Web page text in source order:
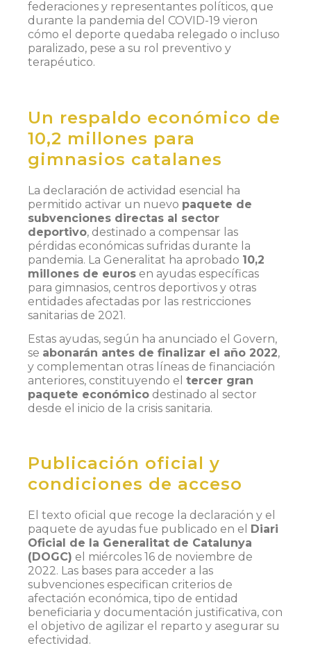
federaciones y representantes políticos, que
durante la pandemia del COVID-19 vieron
cómo el deporte quedaba relegado o incluso
paralizado, pese a su rol preventivo y
terapéutico.
Un respaldo económico de
10,2 millones para
gimnasios catalanes
La declaración de actividad esencial ha
permitido activar un nuevo paquete de
subvenciones directas al sector
deportivo, destinado a compensar las
pérdidas económicas sufridas durante la
pandemia. La Generalitat ha aprobado 10,2
millones de euros en ayudas específicas
para gimnasios, centros deportivos y otras
entidades afectadas por las restricciones
sanitarias de 2021.
Estas ayudas, según ha anunciado el Govern,
se abonarán antes de finalizar el año 2022,
y complementan otras líneas de financiación
anteriores, constituyendo el tercer gran
paquete económico destinado al sector
desde el inicio de la crisis sanitaria.
Publicación oficial y
condiciones de acceso
El texto oficial que recoge la declaración y el
paquete de ayudas fue publicado en el
Diari
Oficial de la Generalitat de Catalunya
(DOGC) el miércoles 16 de noviembre de
2022. Las bases para acceder a las
subvenciones especifican criterios de
afectación económica, tipo de entidad
beneficiaria y documentación justificativa, con
el objetivo de agilizar el reparto y asegurar su
efectividad.